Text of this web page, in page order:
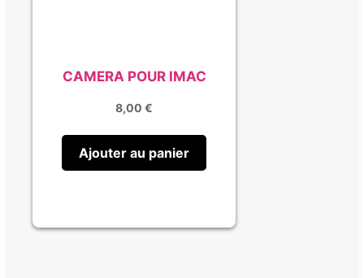
CAMERA POUR IMAC
8,00 €
Ajouter au panier